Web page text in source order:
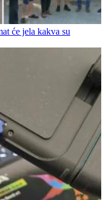
će jela kakva su